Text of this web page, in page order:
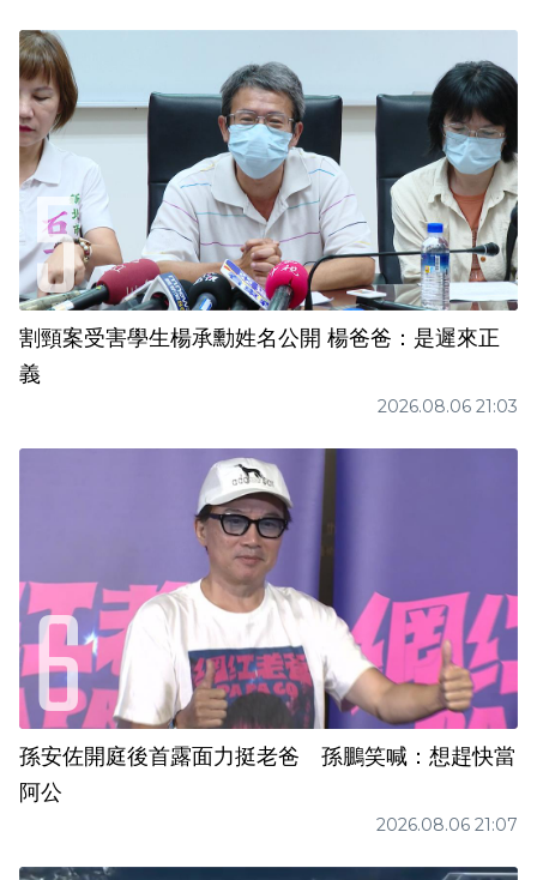
割頸案受害學生楊承勳姓名公開 楊爸爸：是遲來正
義
2026.08.06 21:03
孫安佐開庭後首露面力挺老爸 孫鵬笑喊：想趕快當
阿公
2026.08.06 21:07